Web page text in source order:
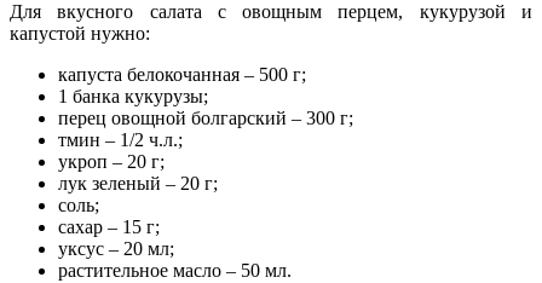
Для вкусного салата с овощным перцем, кукурузой и
капустой нужно:
капуста белокочанная – 500 г;
1 банка кукурузы;
перец овощной болгарский – 300 г;
тмин – 1/2 ч.л.;
укроп – 20 г;
лук зеленый – 20 г;
соль;
сахар – 15 г;
уксус – 20 мл;
растительное масло – 50 мл.